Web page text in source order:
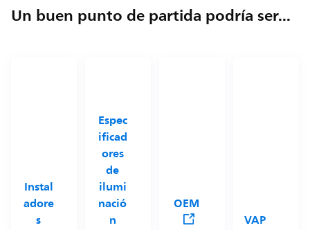
Un buen punto de partida podría ser...
Instal
adore
s
Espec
ificad
ores
de
ilumi
nació
n
OEM
VAP